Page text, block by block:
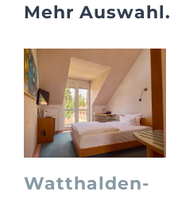
Mehr Auswahl.
Watthalden-